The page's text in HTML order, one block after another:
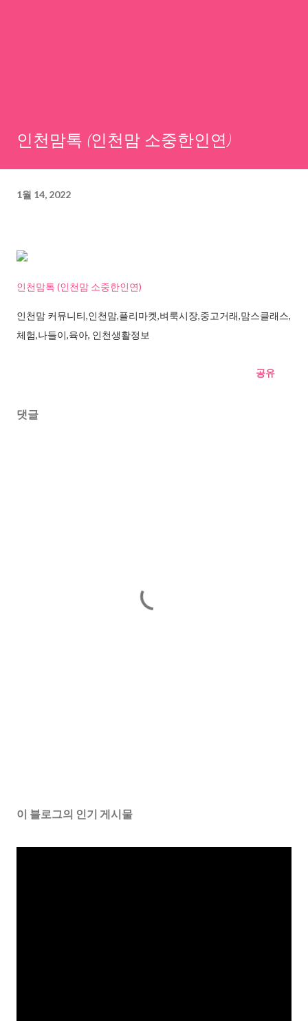
인천맘톡 (인천맘 소중한인연)
1월 14, 2022
인천맘톡 (인천맘 소중한인연)
인천맘 커뮤니티,인천맘,플리마켓,벼룩시장,중고거래,맘스클래스,
체험,나들이,육아, 인천생활정보
공유
댓글
이 블로그의 인기 게시물